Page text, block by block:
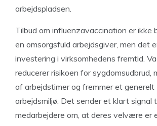
arbejdspladsen.
Tilbud om influenzavaccination er ikke
en omsorgsfuld arbejdsgiver, men det
investering i virksomhedens fremtid.
reducerer risikoen for sygdomsudbrud,
af arbejdstimer og fremmer et generelt
arbejdsmiljø. Det sender et klart signal
medarbejdere om, at deres velvære er